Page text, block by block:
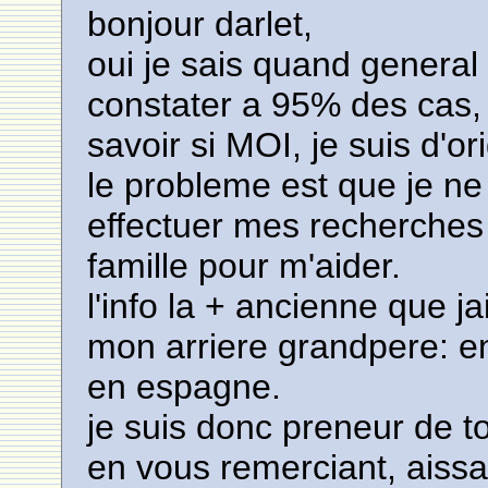
bonjour darlet,
oui je sais quand
constater a 95% des
savoir si MOI, je suis
le probleme est que je
effectuer mes
famille pour m'aider.
l'info la + ancienne que
mon arriere grandpere:
en espagne.
je suis donc preneur de
en vous remerciant,